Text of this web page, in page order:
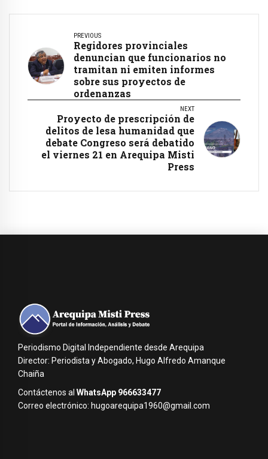
PREVIOUS
Regidores provinciales
denuncian que funcionarios no
tramitan ni emiten informes
sobre sus proyectos de
ordenanzas
NEXT
Proyecto de prescripción de
delitos de lesa humanidad que
debate Congreso será debatido
el viernes 21 en Arequipa Misti
Press
Periodismo Digital Independiente desde Arequipa
Director: Periodista y Abogado, Hugo Alfredo Amanque
Chaiña
Contáctenos al WhatsApp 966633477
Correo electrónico: hugoarequipa1960@gmail.com